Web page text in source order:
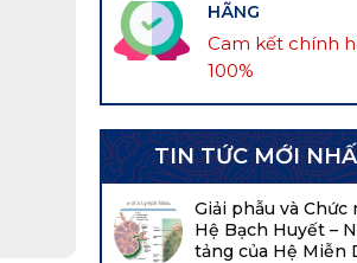
HÃNG
Cam kết chính
100%
TIN TỨC MỚI
Giải phẫu và Chức
Hệ Bạch Huyết –
tảng của Hệ Miễn